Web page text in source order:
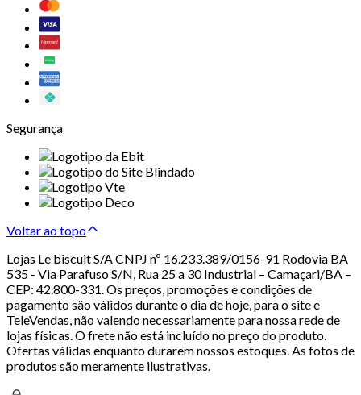
Segurança
Voltar ao topo
Lojas Le biscuit S/A CNPJ nº 16.233.389/0156-91 Rodovia BA
535 - Via Parafuso S/N, Rua 25 a 30 Industrial – Camaçari/BA –
CEP: 42.800-331. Os preços, promoções e condições de
pagamento são válidos durante o dia de hoje, para o site e
TeleVendas, não valendo necessariamente para nossa rede de
lojas físicas. O frete não está incluído no preço do produto.
Ofertas válidas enquanto durarem nossos estoques. As fotos de
produtos são meramente ilustrativas.